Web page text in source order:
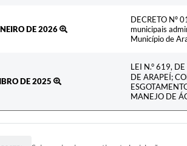
DE 2026
DECRETO Nº
municipais
Município de
DE 2025
LEI N.° 619,
DE ARAPEÍ;
MANEJO DE